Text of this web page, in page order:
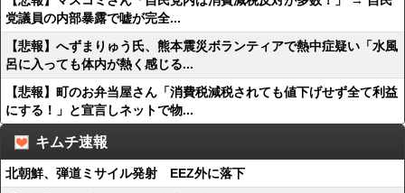
党議員の内部暴露で嘘が完全...
【悲報】へずまりゅう氏、熊本震災ボランティアで熱中症疑い「水風
呂に入っても体内が熱く感じる...
【悲報】町のお弁当屋さん「消費税減税されても値下げせず全て利益
にする！」と宣言しネットで物...
キムチ速報
北朝鮮、弾道ミサイル発射 EEZ外に落下